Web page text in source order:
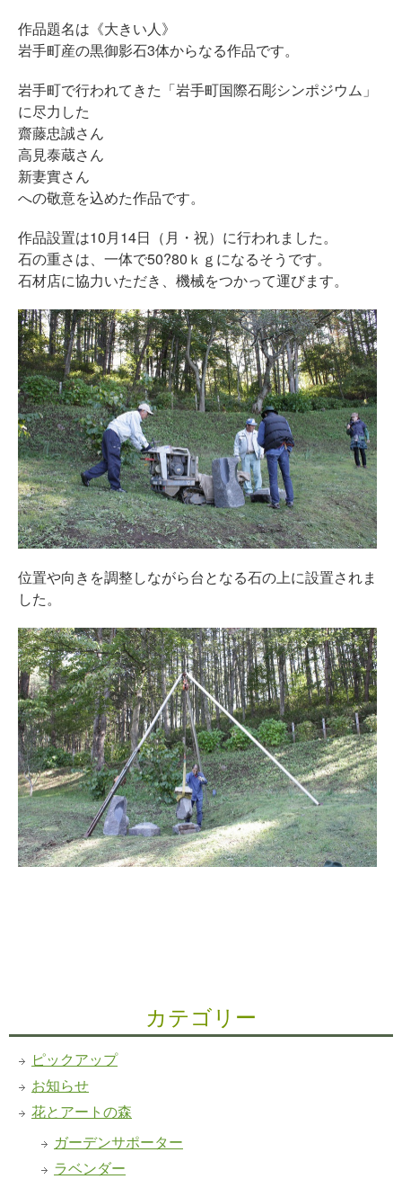
作品題名は《大きい人》
岩手町産の黒御影石3体からなる作品です。
岩手町で行われてきた「岩手町国際石彫シンポジウム」
に尽力した
齋藤忠誠さん
高見泰蔵さん
新妻實さん
への敬意を込めた作品です。
作品設置は10月14日（月・祝）に行われました。
石の重さは、一体で50?80ｋｇになるそうです。
石材店に協力いただき、機械をつかって運びます。
位置や向きを調整しながら台となる石の上に設置されま
した。
カテゴリー
ピックアップ
お知らせ
花とアートの森
ガーデンサポーター
ラベンダー